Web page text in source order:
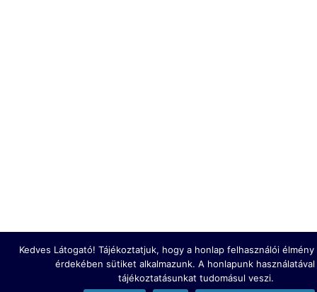
Kedves Látogató! Tájékoztatjuk, hogy a honlap felhasználói
érdekében sütiket alkalmazunk. A honlapunk használatával
tájékoztatásunkat tudomásul veszi.